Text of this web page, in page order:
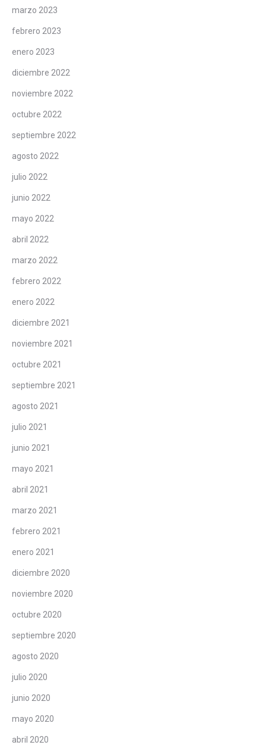
marzo 2023
febrero 2023
enero 2023
diciembre 2022
noviembre 2022
octubre 2022
septiembre 2022
agosto 2022
julio 2022
junio 2022
mayo 2022
abril 2022
marzo 2022
febrero 2022
enero 2022
diciembre 2021
noviembre 2021
octubre 2021
septiembre 2021
agosto 2021
julio 2021
junio 2021
mayo 2021
abril 2021
marzo 2021
febrero 2021
enero 2021
diciembre 2020
noviembre 2020
octubre 2020
septiembre 2020
agosto 2020
julio 2020
junio 2020
mayo 2020
abril 2020